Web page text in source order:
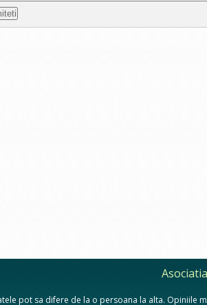
pot sa difere de la o persoana la alta. Opiniile